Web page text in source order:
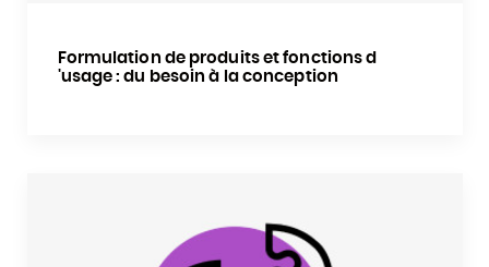
Formulation de produits et fonctions d
'usage : du besoin à la conception